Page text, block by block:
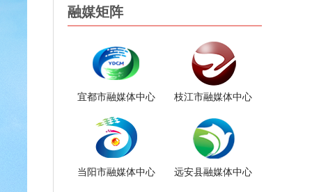
融媒矩阵
宜都市融媒体中心 枝江市融媒体中心
当阳市融媒体中心 远安县融媒体中心